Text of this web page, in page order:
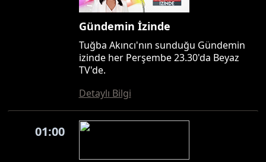
Gündemin İzinde
Tuğba Akıncı'nın sunduğu Gündemin
izinde her Perşembe 23.30'da Beyaz
TV'de.
Detaylı Bilgi
01:00